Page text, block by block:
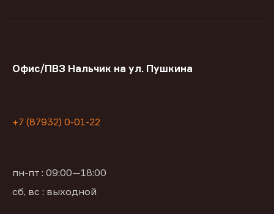
Офис/ПВЗ Нальчик на ул. Пушкина
+7 (87932) 0-01-22
пн-пт : 09:00—18:00
сб, вс : выходной